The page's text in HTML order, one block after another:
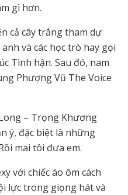
gì hơn.
cả cây trắng tham dự
anh và các học trò hay gọi
Tình hận. Sau đó, nam
Phượng Vũ The Voice
– Trọng Khương
ý, đặc biệt là những
mai tôi đưa em.
với chiếc áo ôm cách
lực trong giọng hát và